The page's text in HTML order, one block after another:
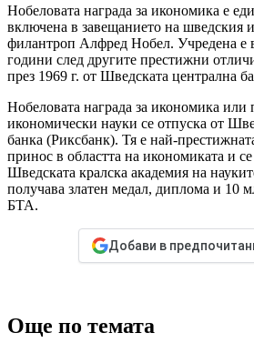
Нобеловата награда за икономика е
включена в завещанието на шведския
филантроп Алфред Нобел. Учредена е
години след другите престижни
през 1969 г. от Шведската централна
Нобеловата награда за икономика или
икономически науки се отпуска от
банка (Риксбанк). Тя е най-
принос в областта на икономиката и
Шведската кралска академия на
получава златен медал, диплома и 10
БТА.
Добави в
Още по темата